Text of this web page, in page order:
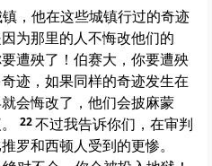
，他在这些城镇行过的奇迹
为那里的人不悔改他们的
遭殃了！伯赛大，你要遭殃
迹，如果同样的奇迹发生在
会悔改了，他们会披麻蒙
22不过我告诉你们，在审判
罗和西顿人受到的更惨。